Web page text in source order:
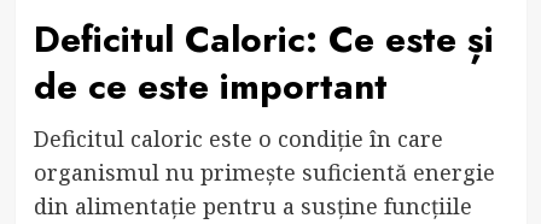
Deficitul Caloric: Ce este și
de ce este important
Deficitul caloric este o condiție în care
organismul nu primește suficientă energie
din alimentație pentru a susține funcțiile